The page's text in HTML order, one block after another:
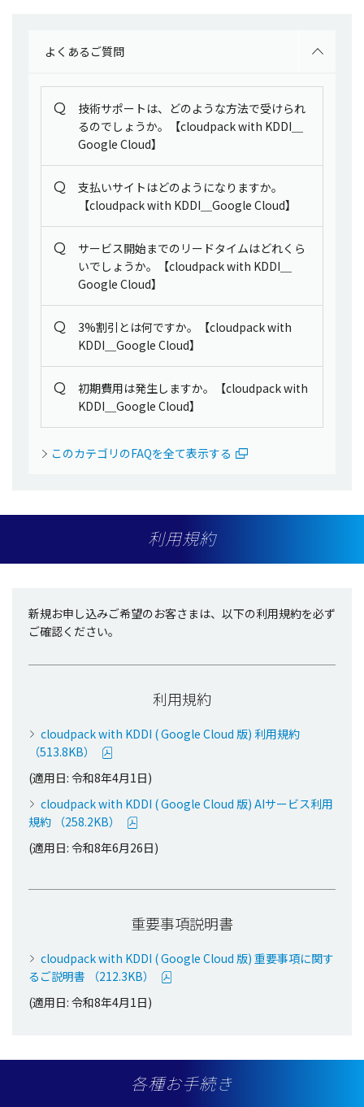
よくあるご質問
Q
技術サポートは、どのような方法で受けられ
るのでしょうか。【cloudpack with KDDI＿
Google Cloud】
Q
支払いサイトはどのようになりますか。
【cloudpack with KDDI＿Google Cloud】
Q
サービス開始までのリードタイムはどれくら
いでしょうか。【cloudpack with KDDI＿
Google Cloud】
Q
3%割引とは何ですか。【cloudpack with
KDDI＿Google Cloud】
Q
初期費用は発生しますか。【cloudpack with
KDDI＿Google Cloud】
このカテゴリのFAQを全て表示する
利用規約
新規お申し込みご希望のお客さまは、以下の利用規約を必ず
ご確認ください。
利用規約
cloudpack with KDDI ( Google Cloud 版) 利用規約
（513.8KB）
(適用日: 令和8年4月1日)
cloudpack with KDDI ( Google Cloud 版) AIサービス利用
規約 （258.2KB）
(適用日: 令和8年6月26日)
重要事項説明書
cloudpack with KDDI ( Google Cloud 版) 重要事項に関す
るご説明書 （212.3KB）
(適用日: 令和8年4月1日)
各種お手続き